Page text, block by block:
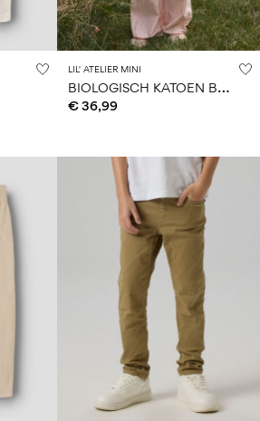
LIL' ATELIER MINI
B
IOLOGISCH KATOEN BROEK
€ 36,99